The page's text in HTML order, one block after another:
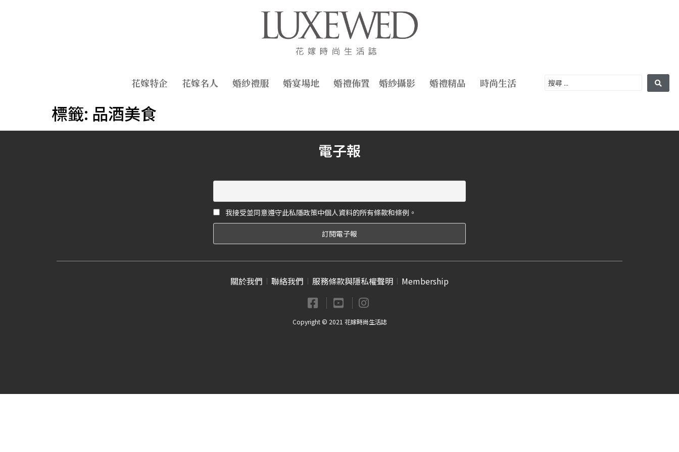
花嫁特企 花嫁名人 婚紗禮服 婚宴場地 婚禮佈置 婚紗攝影 婚禮精品 時尚生活
標籤: 品酒美食
電子報
我接受並同意遵守此私隱政策中個人資料的所有條款和條例。
關於我們 聯絡我們 服務條款與隱私權聲明 Membership
Copyright © 2021 花嫁時尚生活誌